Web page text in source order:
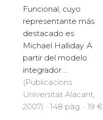
Funcional, cuyo
representante más
destacado es
Michael Halliday. A
partir del modelo
integrador ...
(Publicacions
Universitat Alacant,
2007) · 148 pàg. · 19 €